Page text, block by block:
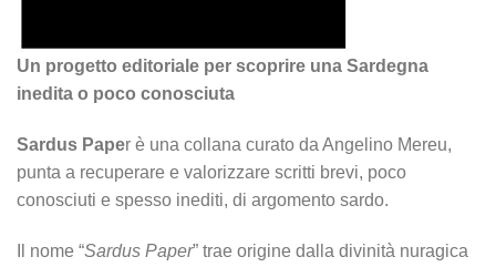
Un progetto editoriale per scoprire una Sardegna
inedita o poco conosciuta
Sardus Paper è una collana curato da Angelino Mereu,
punta a recuperare e valorizzare scritti brevi, poco
conosciuti e spesso inediti, di argomento sardo.
Il nome “Sardus Paper” trae origine dalla divinità nuragica